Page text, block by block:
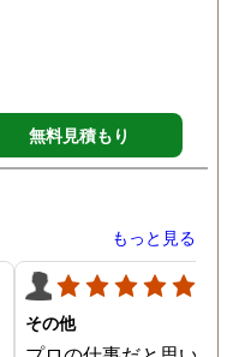
無料見積もり
もっと見る
その他